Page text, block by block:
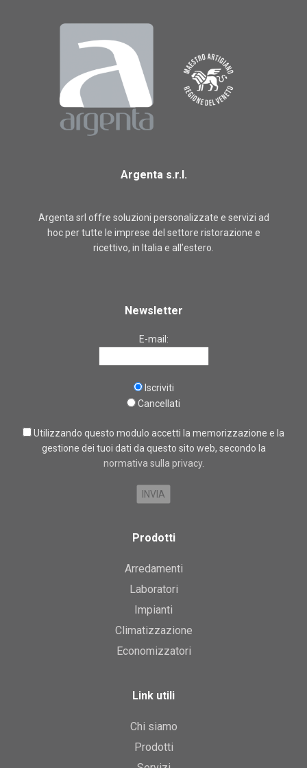
Argenta s.r.l.
Argenta srl offre soluzioni personalizzate e servizi ad
hoc per tutte le imprese del settore ristorazione e
ricettivo, in Italia e all’estero.
Newsletter
E-mail:
Iscriviti
Cancellati
Utilizzando questo modulo accetti la memorizzazione e la
gestione dei tuoi dati da questo sito web, secondo la
normativa sulla privacy.
Prodotti
Arredamenti
Laboratori
Impianti
Climatizzazione
Economizzatori
Link utili
Chi siamo
Prodotti